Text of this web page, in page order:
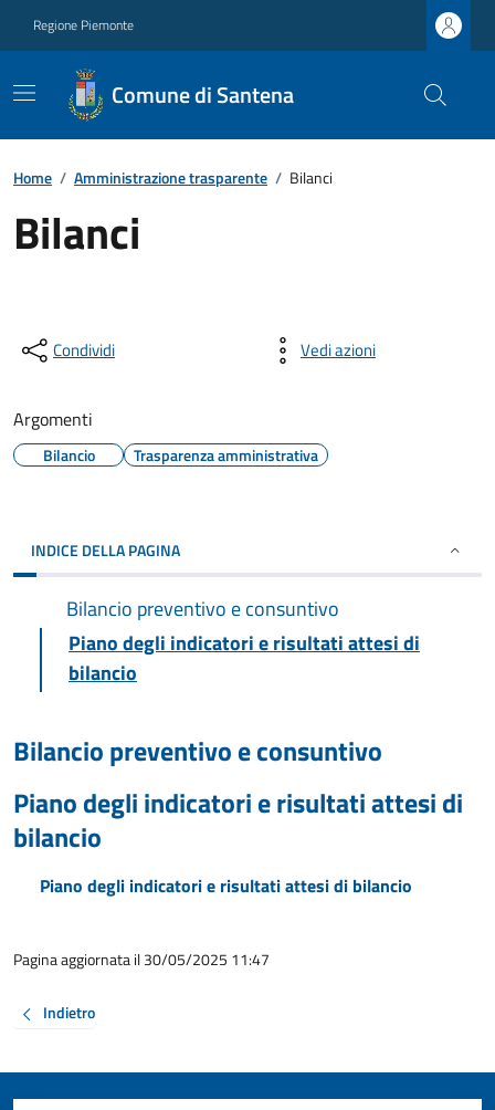
Regione Piemonte
Comune di Santena
Home / Amministrazione trasparente / Bilanci
Bilanci
Condividi Vedi azioni
Argomenti
Bilancio Trasparenza amministrativa
INDICE DELLA PAGINA
Bilancio preventivo e consuntivo
Piano degli indicatori e risultati attesi di
bilancio
Bilancio preventivo e consuntivo
Piano degli indicatori e risultati attesi di
bilancio
Piano degli indicatori e risultati attesi di bilancio
Pagina aggiornata il 30/05/2025 11:47
Indietro